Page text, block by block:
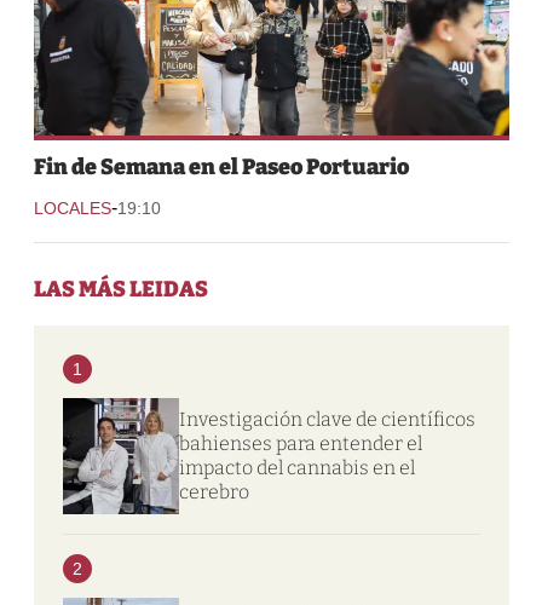
Fin de Semana en el Paseo Portuario
LOCALES-19:10
LAS MÁS LEIDAS
1
Investigación clave de científicos
bahienses para entender el
impacto del cannabis en el
cerebro
2